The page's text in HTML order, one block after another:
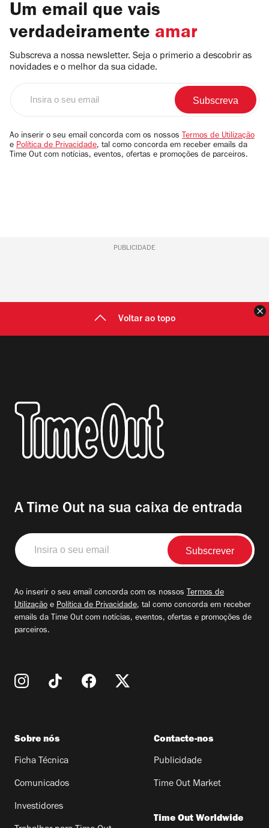
Um email que vais
verdadeiramente amar
Subscreva a nossa newsletter. Seja o primerio a descobrir as
novidades e o melhor da sua cidade.
email
Ao inserir o seu email concorda com os nossos Termos de Utilização
e Política de Privacidade, tal como concorda em receber emails da
Time Out com notícias, eventos, ofertas e promoções de parceiros.
PUBLICIDADE
Voltar ao topo
A Time Out na sua caixa de entrada
Insira
o
seu
Ao inserir o seu email concorda com os nossos Termos de
Utilização e Política de Privacidade, tal como concorda em receber
emails da Time Out com notícias, eventos, ofertas e promoções de
parceiros.
Sobre nós
Ficha Técnica
Comunicados
Investidores
Contacte-nos
Publicidade
Time Out Market
Time Out Worldwide